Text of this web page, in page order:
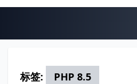
标签: PHP 8.5